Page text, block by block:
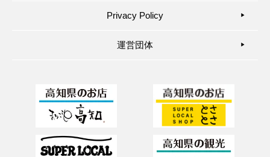
Privacy Policy ▶︎
運営団体 ▶︎